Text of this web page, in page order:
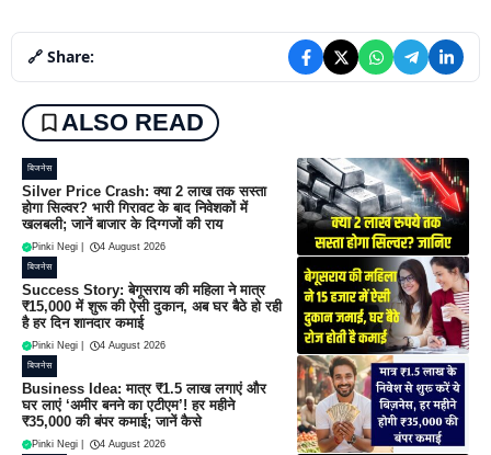
🔗 Share:
ALSO READ
बिजनेस
Silver Price Crash: क्या 2 लाख तक सस्ता
होगा सिल्वर? भारी गिरावट के बाद निवेशकों में
खलबली; जानें बाजार के दिग्गजों की राय
Pinki Negi 4 August 2026
बिजनेस
Success Story: बेगूसराय की महिला ने मात्र
₹15,000 में शुरू की ऐसी दुकान, अब घर बैठे हो रही
है हर दिन शानदार कमाई
Pinki Negi 4 August 2026
बिजनेस
Business Idea: मात्र ₹1.5 लाख लगाएं और
घर लाएं ‘अमीर बनने का एटीएम’! हर महीने
₹35,000 की बंपर कमाई; जानें कैसे
Pinki Negi 4 August 2026